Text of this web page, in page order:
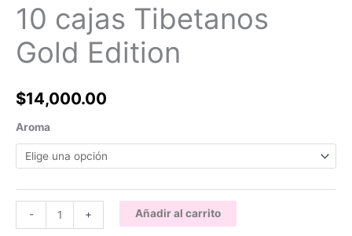
10 cajas Tibetanos
Gold Edition
$14,000.00
Aroma
-
cajas
+ Añadir al carrito